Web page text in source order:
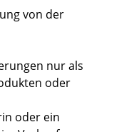
von der
nur als
oder
oder ein